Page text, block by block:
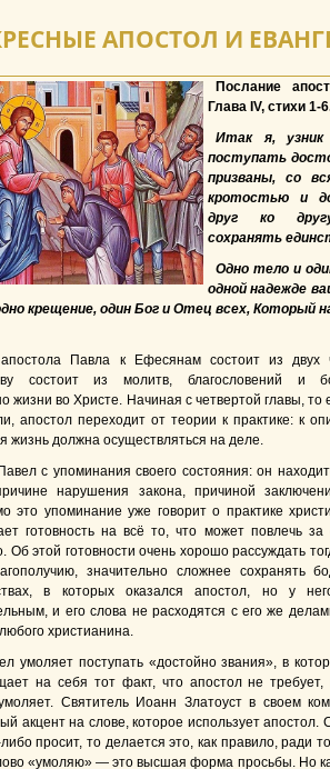
АПОСТОЛ И
Послание
Глава IV, стихи 1-
Итак я, узник
поступать
призваны, со
кротостью и
друг ко
сохранять
Одно тело и
одной надежде
крещение, один Бог и Отец всех, Который
Павла к Ефесянам состоит из
состоит из молитв, благословений и
жизни во Христе. Начиная с четвертой главы, то
апостол переходит от теории к практике: к
жизнь должна осуществляться на деле.
с упоминания своего состояния: он
нарушения закона, причиной
это упоминание уже говорит о практике
готовность на всё то, что может повлечь
Об этой готовности очень хорошо рассуждать
значительно сложнее сохранять
в которых оказался апостол, но у
и его слова не расходятся с его же
христианина.
умоляет поступать «достойно звания», в
на себя тот факт, что апостол не
Святитель Иоанн Златоуст в своем
акцент на слове, которое использует апостол.
просит, то делается это, как правило, ради
«умоляю» — это высшая форма просьбы. Но